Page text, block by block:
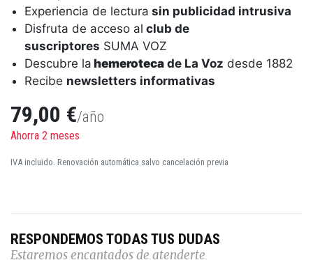
Experiencia de lectura sin publicidad intrusiva
Disfruta de acceso al club de
suscriptores SUMA VOZ
Descubre la hemeroteca de La Voz desde 1882
Recibe newsletters informativas
79,00 €/año
Ahorra 2 meses
IVA incluido. Renovación automática salvo cancelación previa
RESPONDEMOS TODAS TUS DUDAS
Estaremos encantados de atenderte